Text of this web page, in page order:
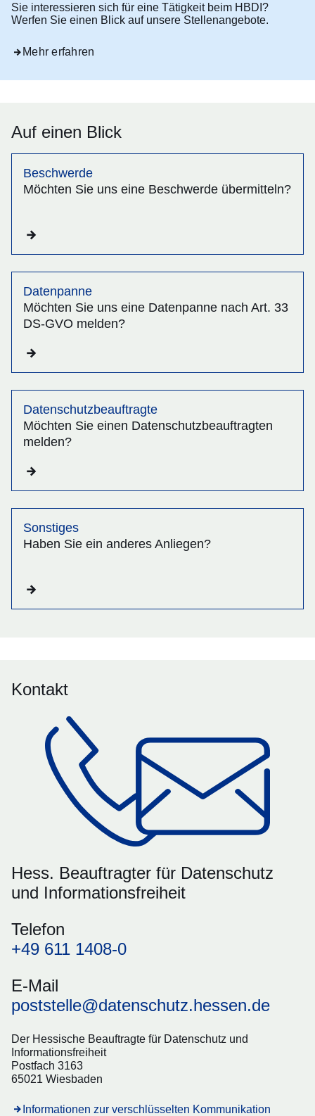
Sie interessieren sich für eine Tätigkeit beim HBDI?
Werfen Sie einen Blick auf unsere Stellenangebote.
Mehr erfahren
Auf einen Blick
Beschwerde
Möchten Sie uns eine Beschwerde übermitteln?
Datenpanne
Möchten Sie uns eine Datenpanne nach Art. 33
DS-GVO melden?
Datenschutzbeauftragte
Möchten Sie einen Datenschutzbeauftragten
melden?
Sonstiges
Haben Sie ein anderes Anliegen?
Kontakt
Hess. Beauftragter für Datenschutz
und Informationsfreiheit
Telefon
+49 611 1408-0
E-Mail
poststelle@datenschutz.hessen.de
Der Hessische Beauftragte für Datenschutz und
Informationsfreiheit
Postfach 3163
65021 Wiesbaden
Informationen zur verschlüsselten Kommunikation